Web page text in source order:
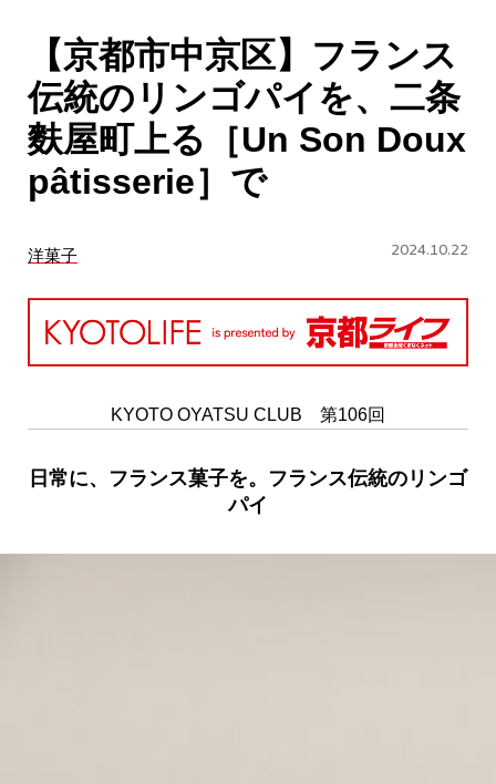
ABOUT US
Instagram
チケットプレゼント応募
MAIN MENU
SERIES
カレーが好き
京都おやつクラブ
【京都市中京区】フランス
伝統のリンゴパイを、二条
麩屋町上る［Un Son Doux
pâtisserie］で
洋菓子 2024.10.22
KYOTO OYATSU CLUB 第106回
日常に、フランス菓子を。フランス伝統のリンゴ
パイ